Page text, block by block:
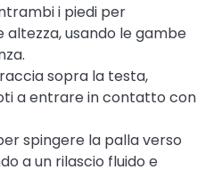
i piedi per
altezza, usando le gambe
sopra la testa,
a entrare in contatto con
spingere la palla verso
a un rilascio fluido e